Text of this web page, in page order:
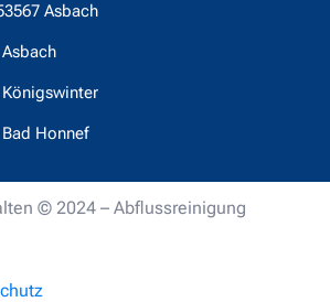
Asbach
Honnef
© 2024 – Abflussreinigung